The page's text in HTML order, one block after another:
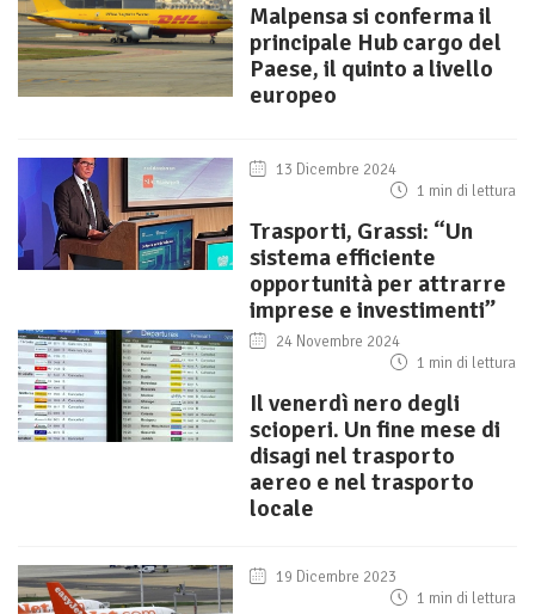
Malpensa si conferma il
principale Hub cargo del
Paese, il quinto a livello
europeo
13 Dicembre 2024
1 min di lettura
Trasporti, Grassi: “Un
sistema efficiente
opportunità per attrarre
imprese e investimenti”
24 Novembre 2024
1 min di lettura
Il venerdì nero degli
scioperi. Un fine mese di
disagi nel trasporto
aereo e nel trasporto
locale
19 Dicembre 2023
1 min di lettura